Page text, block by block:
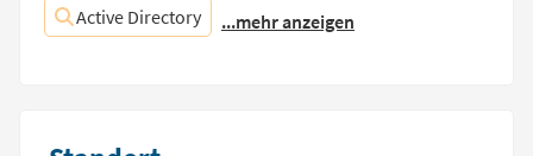
Active Directory ...mehr anzeigen